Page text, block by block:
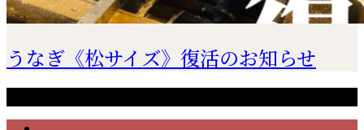
うなぎ《松サイズ》復活のお知らせ